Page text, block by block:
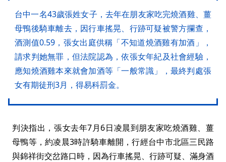
台中一名43歲張姓女子，去年在朋友家吃完燒酒雞、薑
母鴨後騎車離去，因行車搖晃、行跡可疑被警方攔查，
酒測值0.59，張女出庭供稱「不知道燒酒雞有加酒」，
請求判她無罪，但法院認為，依張女年紀及社會經驗，
應知燒酒雞本來就會加酒等「一般常識」，最終判處張
女有期徒刑3月，得易科罰金。
判決指出，張女去年7月6日凌晨到朋友家吃燒酒雞、薑
母鴨等，約凌晨3時許騎車離開，行經台中市北區三民路
與錦祥街交岔路口時，因為行車搖晃、行跡可疑、滿身酒